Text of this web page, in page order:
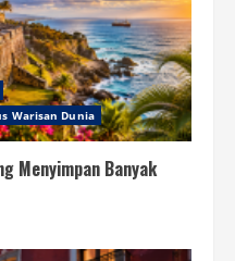
Warisan Dunia
Menyimpan Banyak